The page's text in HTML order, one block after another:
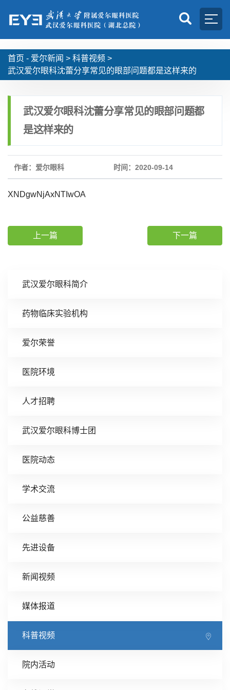
首页 - 爱尔新闻 > 科普视频 >
武汉爱尔眼科沈蕾分享常见的眼部问题都是这样来的
武汉爱尔眼科简介
药物临床实验机构
爱尔荣誉
医院环境
人才招聘
武汉爱尔眼科博士团
医院动态
学术交流
公益慈善
先进设备
新闻视频
媒体报道
科普视频
院内活动
武汉爱尔眼科沈蕾分享常见的眼部问题都
是这样来的
作者：爱尔眼科 时间：2020-09-14
XNDgwNjAxNTIwOA
上一篇 下一篇